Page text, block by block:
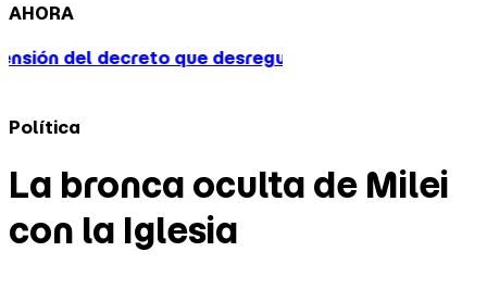
AHORA
desreguló el servicio de prácticos tras el
Política
La bronca oculta de Milei
con la Iglesia